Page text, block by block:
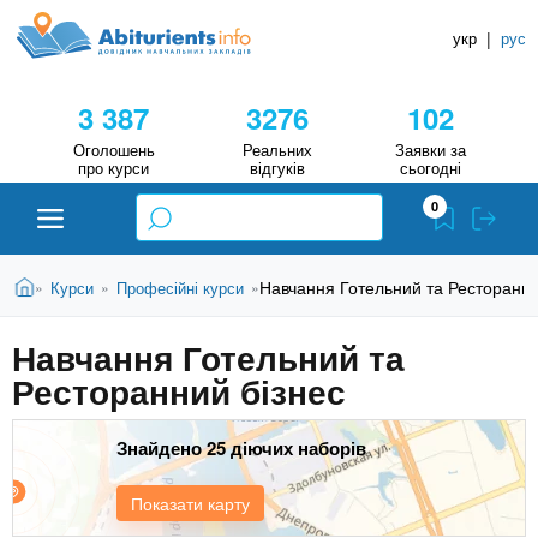
д
A
i
t
u
r
i
e
о
н
к
Н
в
ч
а
ь
3 387
Оголошень
про курси
3276
Реальних
відгуків
102
Заявки за
сьогодні
укр | рус
Абітурієнту
ЗВО (ВНЗ)
Коледжі
Курси
0
В
т
у
т
Головна
» Курси » Професійні курси »Навчання Готельний та
Навчання Готельний та
Ресторанний бізнес
Показати карту
Знайдено 25 діючих наборів